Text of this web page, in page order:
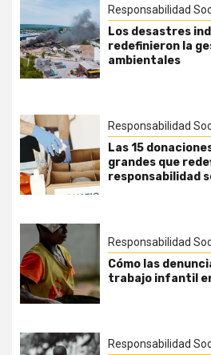
Responsabilidad
Los desastres
redefinieron la
ambientales
Responsabilidad
Las 15
grandes que
responsabilidad
Responsabilidad
Cómo las
trabajo infantil
Responsabilidad